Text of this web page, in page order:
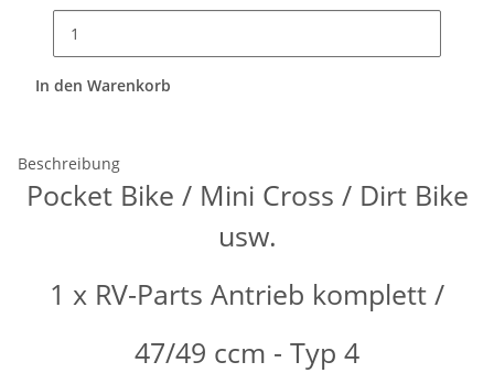
In den Warenkorb
Beschreibung
Pocket Bike / Mini Cross / Dirt Bike
usw.
1 x RV-Parts Antrieb komplett /
47/49 ccm - Typ 4